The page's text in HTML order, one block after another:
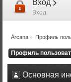
Вход
Arcana» Профиль
Профиль
Основная